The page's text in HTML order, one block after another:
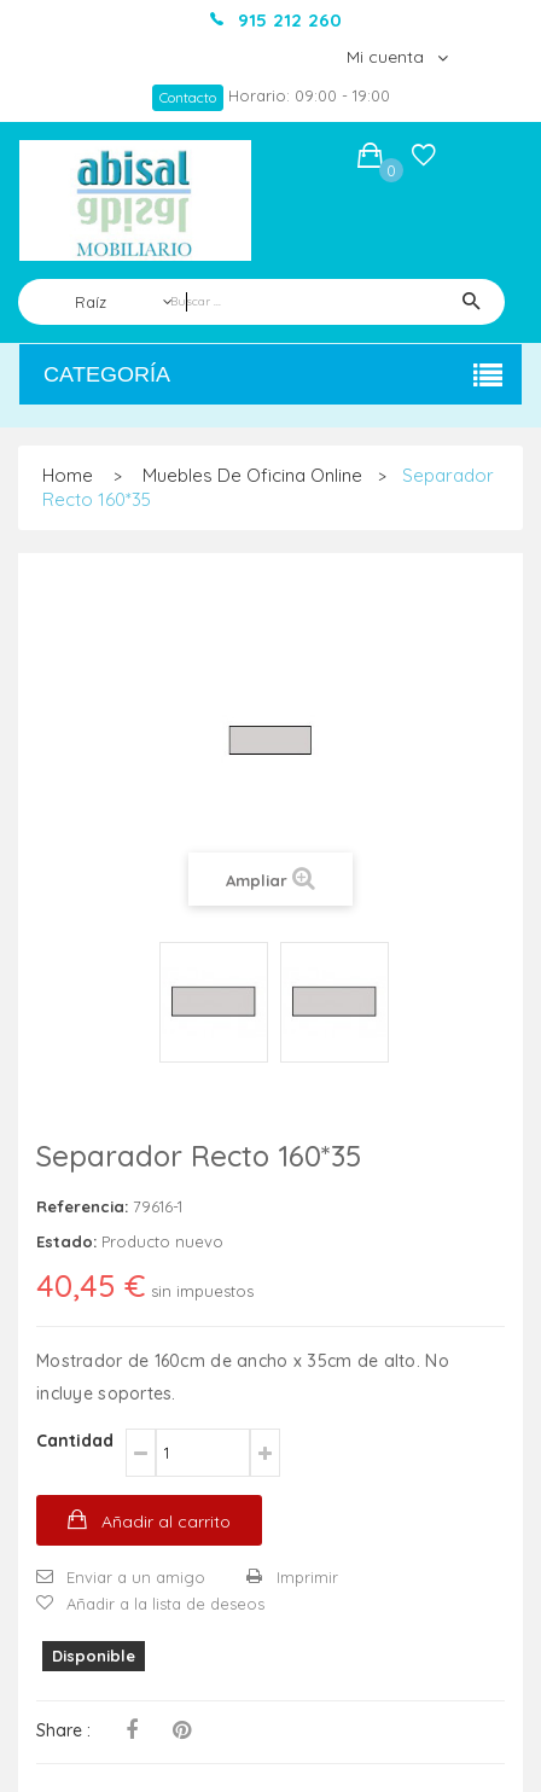
915 212 260
Mi cuenta
Contacto Horario: 09:00 - 19:00
Raíz
0
CATEGORÍA
Home > Muebles De Oficina Online >
Separador
Recto 160*35
Ampliar
Separador Recto 160*35
Referencia: 79616-1
Estado: Producto nuevo
40,45 € sin impuestos
Mostrador de 160cm de ancho x 35cm de alto. No
incluye soportes.
Cantidad
Añadir al carrito
Enviar a un amigo
Imprimir
Añadir a la lista de deseos
Disponible
Share :